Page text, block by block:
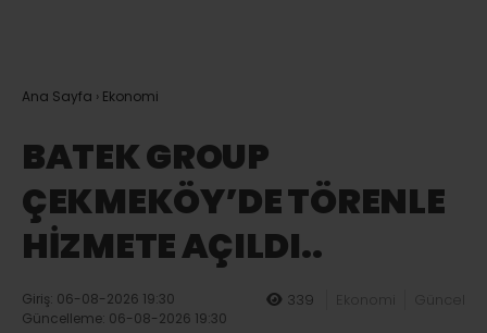
Ana Sayfa › Ekonomi
BATEK GROUP
ÇEKMEKÖY’DE TÖRENLE
HİZMETE AÇILDI..
Giriş: 06-08-2026 19:30
Güncelleme: 06-08-2026 19:30
339 Ekonomi